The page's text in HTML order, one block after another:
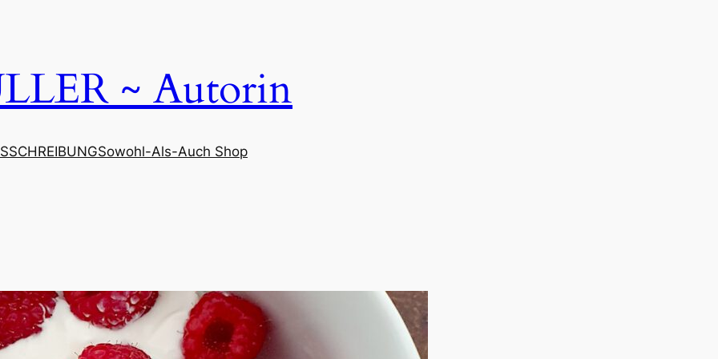
~ Autorin
Sowohl-Als-Auch Shop